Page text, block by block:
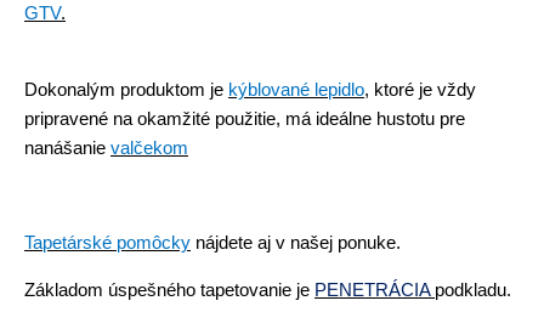
GTV.
Dokonalým produktom je kýblované lepidlo, ktoré je vždy
pripravené na okamžité použitie, má ideálne hustotu pre
nanášanie valčekom
Tapetárské pomôcky nájdete aj v našej ponuke.
Základom úspešného tapetovanie je PENETRÁCIA podkladu.